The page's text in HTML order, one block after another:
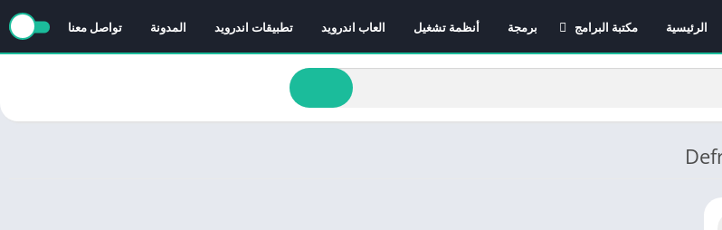
الرئيسية
مكتبة البرامج
برامج الانترنت
برمجة أنظمة تشغيل العاب اندرويد تطبيقات اندرويد المدونة تواصل معنا